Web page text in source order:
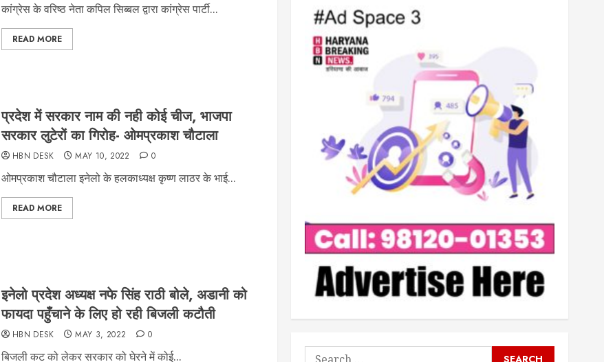
कांग्रेस के वरिष्ठ नेता कपिल सिब्बल द्वारा कांग्रेस पार्टी...
READ MORE
प्रदेश में सरकार नाम की नही कोई चीज, भाजपा
सरकार लुटेरों का गिरोह- ओमप्रकाश चौटाला
HBN DESK MAY 10, 2022 0
ओमप्रकाश चौटाला इनेलो के हलकाध्यक्ष कृष्ण लाठर के भाई...
READ MORE
इनेलो प्रदेश अध्यक्ष नफे सिंह राठी बोले, अडानी को
फायदा पहुँचाने के लिए हो रही बिजली कटौती
HBN DESK MAY 3, 2022 0
बिजली कट को लेकर सरकार को घेरने में कोई...
Search